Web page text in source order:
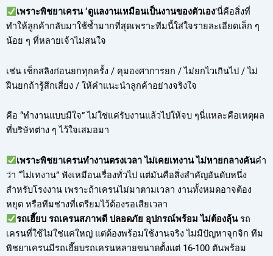
เพราะพิชยาเครน ‘ดูแลงานเหมือนเป็นงานของตัวเอง’นี่คือสิ่งที่
ทำให้ลูกค้ากลับมาใช้ซ้ำมากที่สุดเพราะทีมนี้ใส่ใจรายละเอียดเล็ก ๆ
น้อย ๆ ที่หลายเจ้าไม่สนใจ
เช่น เช็กสลิงก่อนยกทุกครั้ง / คุมองศาการยก / ไม่ยกไวเกินไป / ไม่
ฝืนยกถ้ารู้สึกเสี่ยง / ให้คำแนะนำลูกค้าอย่างจริงใจ
คือ “ทำงานแบบมีใจ” ไม่ใช่แค่รับงานแล้วไปให้จบ ๆนี่แหละคือเหตุผล
ที่บริษัทต่าง ๆ ไว้ใจเสมอมา
เพราะพิชยาเครนทำงานตรงเวลา ไม่เคยเทงาน ไม่หายกลางคันคำ
ว่า “ไม่เทงาน” ฟังเหมือนเรื่องทั่วไป แต่มันคือสิ่งสำคัญอันดับหนึ่ง
สำหรับโรงงาน เพราะถ้าเครนไม่มาตามเวลา งานทั้งหมดอาจต้อง
หยุด หรือทีมช่างที่เตรียมไว้ต้องรอเสียเวลา
รถเฮี๊ยบ รถเครนสภาพดี ปลอดภัย อุปกรณ์พร้อม ไม่ต้องลุ้นรถ
เครนที่ใช้ไม่ใช่แค่ใหญ่ แต่ต้องพร้อมใช้งานจริง ไม่มีปัญหาจุกจิก ทีม
พิชยาเครนมีรถเฮี๊ยบรถเครนหลายขนาดตั้งแต่ 16-100 ตันพร้อม